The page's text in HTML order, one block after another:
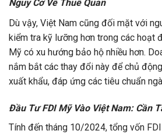
Nguy Cơ Về Thuế Quan
Dù vậy, Việt Nam cũng đối mặt với
kiểm tra kỹ lưỡng hơn trong các hoạt
Mỹ có xu hướng bảo hộ nhiều hơn.
nắm bắt các thay đổi này để chủ
xuất khẩu, đáp ứng các tiêu chuẩn
Đầu Tư FDI Mỹ Vào Việt Nam: Cần
Tính đến tháng 10/2024, tổng vốn